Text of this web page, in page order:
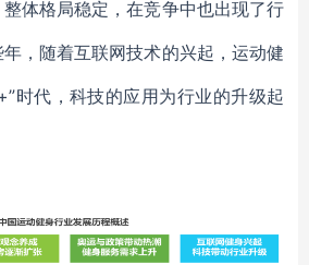
体格局稳定，在竞争中也出现了行
，随着互联网技术的兴起，运动健
时代，科技的应用为行业的升级起